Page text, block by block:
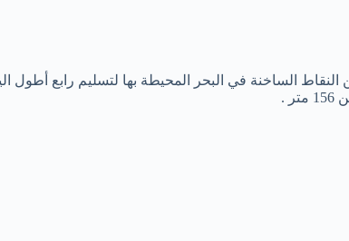
الساخنة في البحر المحيطة بها لتسليم رابع أطول
.